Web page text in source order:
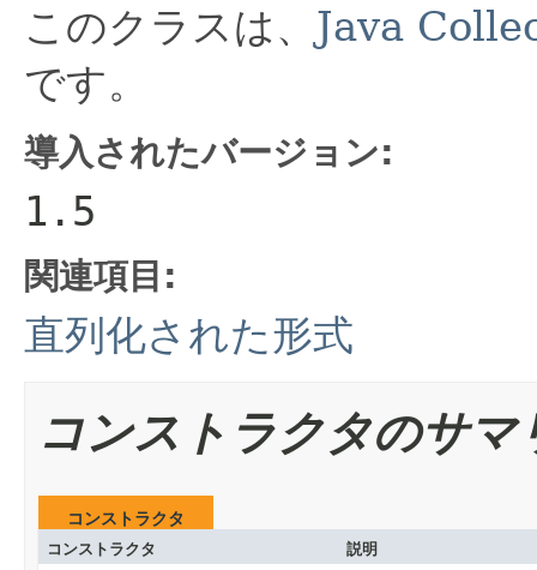
このクラスは、 Java
です。
導入されたバージョン:
1.5
関連項目:
直列化された形式
コンストラクタのサマ
コンストラクタ
コンストラクタ 説明